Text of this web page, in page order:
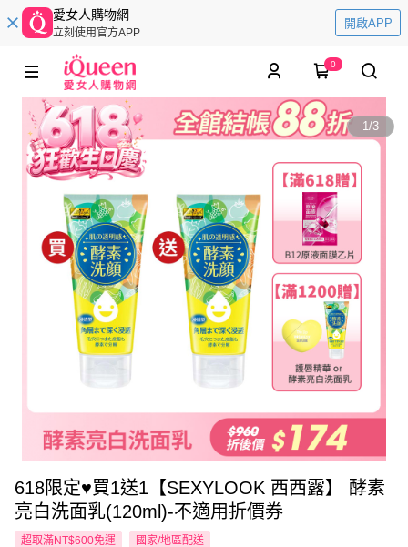
愛女人購物網
立刻使用官方APP
開啟APP
0
1/3
618限定♥買1送1【SEXYLOOK 西西露】 酵素
亮白洗面乳(120ml)-不適用折價券
超取滿NT$600免運 國家/地區配送